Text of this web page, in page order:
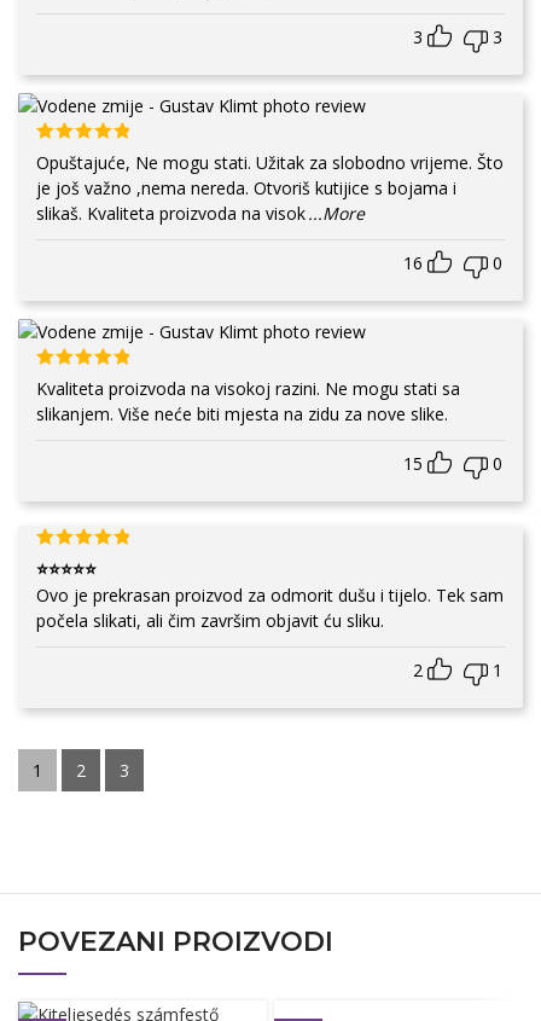
3 3
Opuštajuće, Ne mogu stati. Užitak za slobodno vrijeme. Što
je još važno ,nema nereda. Otvoriš kutijice s bojama i
slikaš. Kvaliteta proizvoda na visok...More
16 0
Kvaliteta proizvoda na visokoj razini. Ne mogu stati sa
slikanjem. Više neće biti mjesta na zidu za nove slike.
15 0
⭐⭐⭐⭐⭐
Ovo je prekrasan proizvod za odmorit dušu i tijelo. Tek sam
počela slikati, ali čim završim objavit ću sliku.
2 1
1 2 3
POVEZANI PROIZVODI